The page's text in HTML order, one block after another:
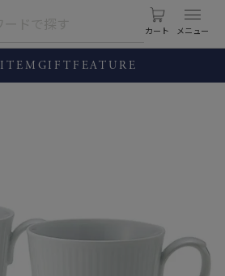
カート
ITEM GIFT FEATURE